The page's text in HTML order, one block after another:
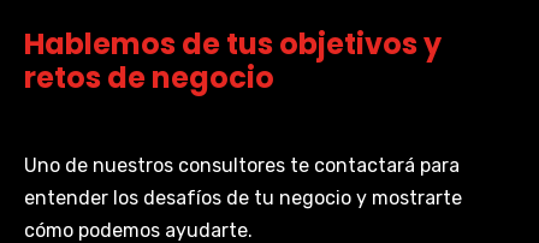
Hablemos de tus objetivos y
retos de negocio
Uno de nuestros consultores te contactará para
entender los desafíos de tu negocio y mostrarte
cómo podemos ayudarte.